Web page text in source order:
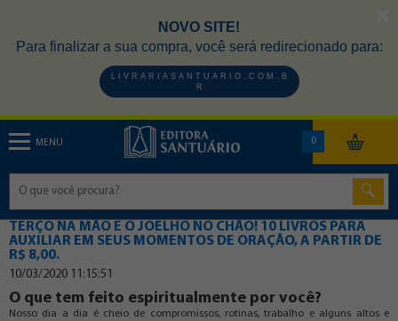
NOVO SITE!
Para finalizar a sua compra, você será redirecionado para:
L I V R A R I A S A N T U A R I O . C O M . B
R
MENU 0
TERÇO NA MÃO E O JOELHO NO CHÃO! 10 LIVROS PARA
AUXILIAR EM SEUS MOMENTOS DE ORAÇÃO, A PARTIR DE
R$ 8,00.
10/03/2020 11:15:51
O que tem feito espiritualmente por você?
Nosso dia a dia é cheio de compromissos, rotinas, trabalho e alguns altos e